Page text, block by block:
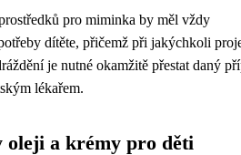
pro miminka by měl vždy
dítěte, přičemž při jakýchkoli
je nutné okamžitě přestat daný
lékařem.
oleji a krémy pro děti